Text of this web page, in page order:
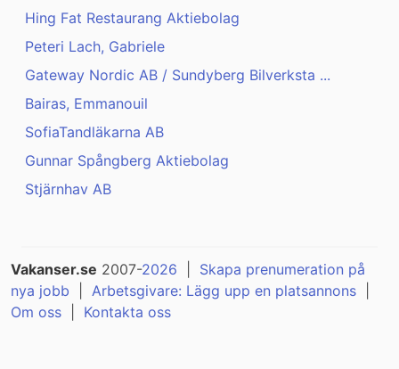
Hing Fat Restaurang Aktiebolag
Peteri Lach, Gabriele
Gateway Nordic AB / Sundyberg Bilverksta ...
Bairas, Emmanouil
SofiaTandläkarna AB
Gunnar Spångberg Aktiebolag
Stjärnhav AB
Vakanser.se 2007-2026
Skapa prenumeration på
nya jobb
Arbetsgivare: Lägg upp en platsannons
Om oss
Kontakta oss